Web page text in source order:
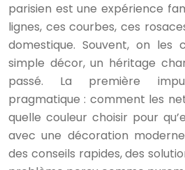
parisien est une expérience
lignes, ces courbes, ces
domestique. Souvent, on les
simple décor, un héritage
passé. La première
pragmatique : comment les
quelle couleur choisir pour
avec une décoration
des conseils rapides, des